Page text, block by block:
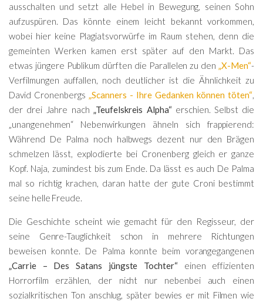
ausschalten und setzt alle Hebel in Bewegung, seinen Sohn
aufzuspüren. Das könnte einem leicht bekannt vorkommen,
wobei hier keine Plagiatsvorwürfe im Raum stehen, denn die
gemeinten Werken kamen erst später auf den Markt. Das
etwas jüngere Publikum dürften die Parallelen zu den „X-Men“-
Verfilmungen auffallen, noch deutlicher ist die Ähnlichkeit zu
David Cronenbergs
„Scanners - Ihre Gedanken können töten“
der drei Jahre nach
„Teufelskreis Alpha“erschien. Selbst die
„unangenehmen“ Nebenwirkungen ähneln sich frappierend:
Während De Palma noch halbwegs dezent nur den Brägen
schmelzen lässt, explodierte bei Cronenberg gleich er ganze
Kopf. Naja, zumindest bis zum Ende. Da lässt es auch De Palma
mal so richtig krachen, daran hatte der gute Croni bestimmt
seine helle Freude.
Die Geschichte scheint wie gemacht für den Regisseur, der
seine Genre-Tauglichkeit schon in mehrere Richtungen
beweisen konnte. De Palma konnte beim vorangegangenen
„Carrie – Des Satans jüngste Tochter“ einen effizienten
Horrorfilm erzählen, der nicht nur nebenbei auch einen
sozialkritischen Ton anschlug, später bewies er mit Filmen wie